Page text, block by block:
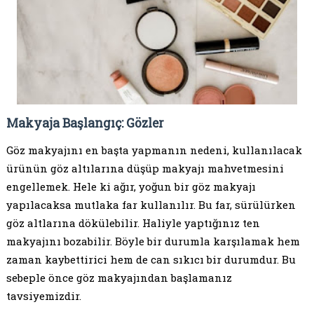
Makyaja Başlangıç: Gözler
Göz makyajını en başta yapmanın nedeni, kullanılacak
ürünün göz altılarına düşüp makyajı mahvetmesini
engellemek. Hele ki ağır, yoğun bir göz makyajı
yapılacaksa mutlaka far kullanılır. Bu far, sürülürken
göz altlarına dökülebilir. Haliyle yaptığınız ten
makyajını bozabilir. Böyle bir durumla karşılamak hem
zaman kaybettirici hem de can sıkıcı bir durumdur. Bu
sebeple önce göz makyajından başlamanız
tavsiyemizdir.